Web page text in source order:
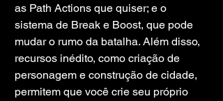
as Path Actions que quiser; e o
sistema de Break e Boost, que pode
mudar o rumo da batalha. Além disso,
recursos inédito, como criação de
personagem e construção de cidade,
permitem que você crie seu próprio